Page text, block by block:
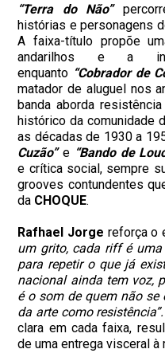
“Terra do Não”
histórias e personagens
A faixa-título propõe
andarilhos e a
enquanto “Cobrador de
matador de aluguel nos
banda aborda
histórico da comunidade
as décadas de 1930 a
Cuzão”e “Bando de
e crítica social, sempre
grooves contundentes
da CHOQUE.
Rafhael Jorge reforça o
um grito, cada riff é uma
para repetir o que já
nacional ainda tem voz,
é o som de quem não
da arte como resistência”.
clara em cada faixa,
de uma entrega visceral à